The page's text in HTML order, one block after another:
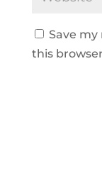
Save
this